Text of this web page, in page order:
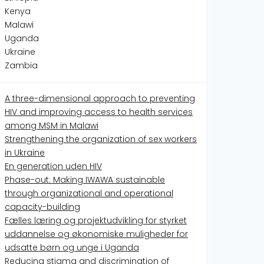
Kenya
Malawi
Uganda
Ukraine
Zambia
A three-dimensional approach to preventing
HIV and improving access to health services
among MSM in Malawi
Strengthening the organization of sex workers
in Ukraine
En generation uden HIV
Phase-out: Making IWAWA sustainable
through organizational and operational
capacity-building
Fælles læring og projektudvikling for styrket
uddannelse og økonomiske muligheder for
udsatte børn og unge i Uganda
Reducing stigma and discrimination of